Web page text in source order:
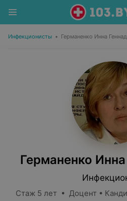
Инфекционисты • Германенко Инна
Германенко
Стаж 5 лет • Доцент •